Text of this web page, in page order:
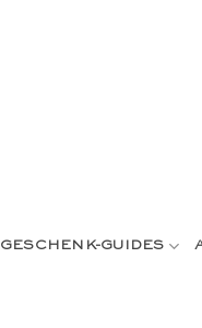
GESCHENK-GUIDES